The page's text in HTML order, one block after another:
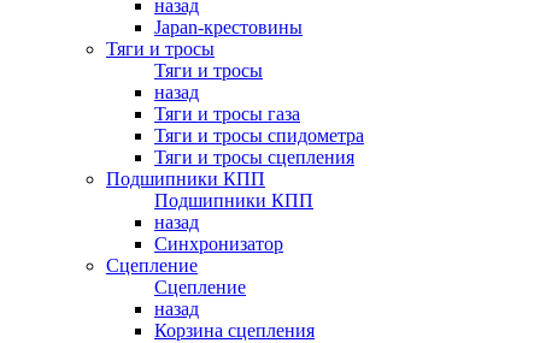
назад
Japan-крестовины
Тяги и тросы
Тяги и тросы
назад
Тяги и тросы газа
Тяги и тросы спидометра
Тяги и тросы сцепления
Подшипники КПП
Подшипники КПП
назад
Синхронизатор
Сцепление
Сцепление
назад
Корзина сцепления